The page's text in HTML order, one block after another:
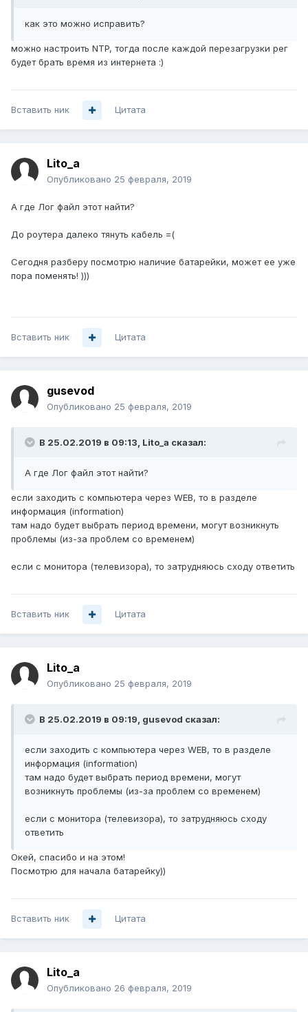
как это можно исправить?
можно настроить NTP, тогда после каждой перезагрузки рег
будет брать время из интернета :)
Вставить ник Цитата
Lito_a
Опубликовано 25 февраля, 2019
А где Лог файл этот найти?
До роутера далеко тянуть кабель =(
Сегодня разберу посмотрю наличие батарейки, может ее уже
пора поменять! )))
Вставить ник Цитата
gusevod
Опубликовано 25 февраля, 2019
В 25.02.2019 в 09:13, Lito_a сказал:
А где Лог файл этот найти?
если заходить с компьютера через WEB, то в разделе
информация (information)
там надо будет выбрать период времени, могут возникнуть
проблемы (из-за проблем со временем)
если с монитора (телевизора), то затрудняюсь сходу ответить
Вставить ник Цитата
Lito_a
Опубликовано 25 февраля, 2019
В 25.02.2019 в 09:19, gusevod сказал:
если заходить с компьютера через WEB, то в разделе
информация (information)
там надо будет выбрать период времени, могут
возникнуть проблемы (из-за проблем со временем)
если с монитора (телевизора), то затрудняюсь сходу
ответить
Окей, спасибо и на этом!
Посмотрю для начала батарейку))
Вставить ник Цитата
Lito_a
Опубликовано 26 февраля, 2019